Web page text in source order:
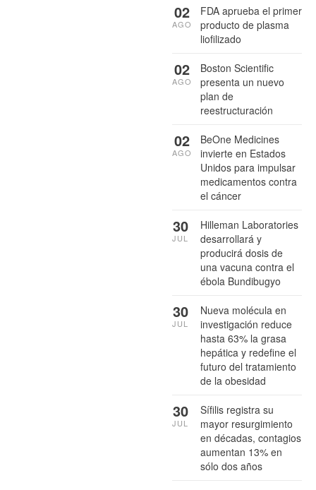
FDA aprueba el primer
producto de plasma
liofilizado
02
AGO
Boston Scientific
presenta un nuevo
plan de
reestructuración
02
AGO
BeOne Medicines
invierte en Estados
Unidos para impulsar
medicamentos contra
el cáncer
02
AGO
Hilleman Laboratories
desarrollará y
producirá dosis de
una vacuna contra el
ébola Bundibugyo
30
JUL
Nueva molécula en
investigación reduce
hasta 63% la grasa
hepática y redefine el
futuro del tratamiento
de la obesidad
30
JUL
Sífilis registra su
mayor resurgimiento
en décadas, contagios
aumentan 13% en
sólo dos años
30
JUL